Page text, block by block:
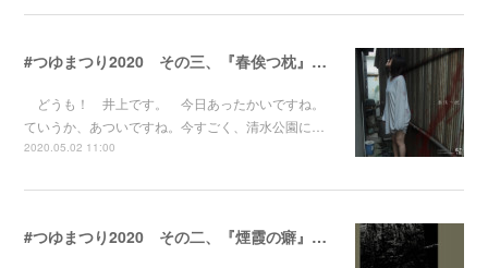
#つゆまつり2020 その三、『春俟つ枕』のはなし
どうも！ 井上です。 今日あったかいですね。
ていうか、あついですね。今すごく、清水公園に…
2020.05.02 11:00
#つゆまつり2020 その二、『煙霞の癖』のはなし